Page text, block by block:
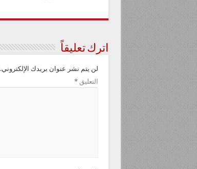
اترك تعليقاً
لن يتم نشر عنوان بريدك الإلكتروني.
التعليق*